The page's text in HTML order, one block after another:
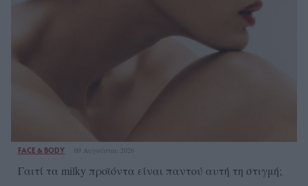
FACE & BODY 09 Αυγούστου 2026
Γαιτί τα milky προϊόντα είναι παντού αυτή τη στιγμή;